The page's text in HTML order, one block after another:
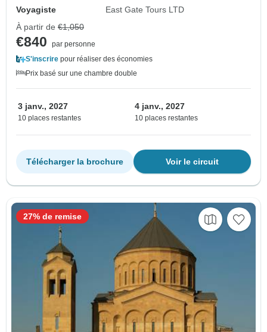
Voyagiste
East Gate Tours LTD
À partir de €1,050
€840
par personne
S'inscrire pour réaliser des économies
Prix basé sur une chambre double
3 janv., 2027
10 places restantes
4 janv., 2027
10 places restantes
Voir le circuit
Télécharger la brochure
27% de remise